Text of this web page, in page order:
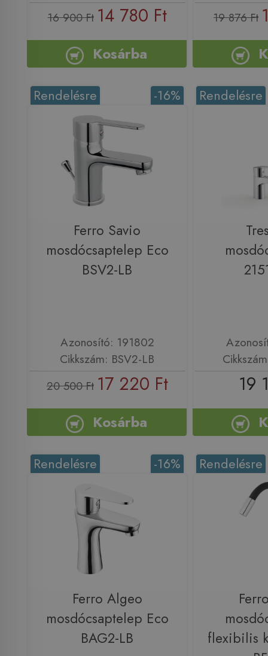
16 900 Ft 14 780 Ft
Kosárba
19 876 Ft
-16%
Rendelésre
Ferro Savio
mosdócsaptelep Eco
BSV2-LB
Azonosító: 191802
Cikkszám: BSV2-LB
20 500 Ft 17 220 Ft
Kosárba
Rendelésre
19
-16%
Rendelésre
Ferro Algeo
mosdócsaptelep Eco
BAG2-LB
Rendelésre
flexibilis